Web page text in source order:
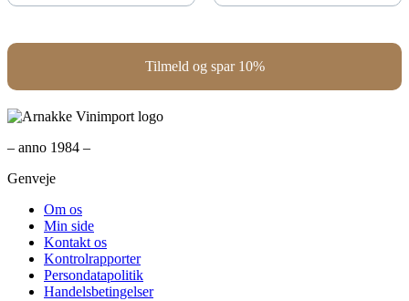
– anno 1984 –
Genveje
Om os
Min side
Kontakt os
Kontrolrapporter
Persondatapolitik
Handelsbetingelser